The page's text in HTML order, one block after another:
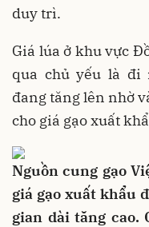
duy trì.
Giá lúa ở khu vực
qua chủ yếu là đi
đang tăng lên nhờ
cho giá gạo xuất
Nguồn cung gạo
giá gạo xuất khẩu
gian dài tăng cao.